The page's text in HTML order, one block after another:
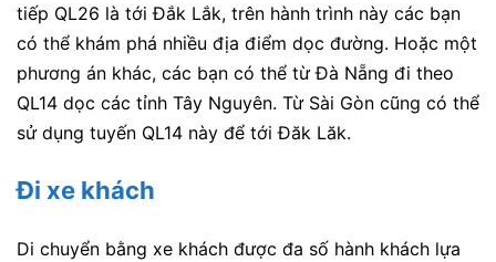
tiếp QL26 là tới Đắk Lắk, trên hành trình này các bạn
có thể khám phá nhiều địa điểm dọc đường. Hoặc một
phương án khác, các bạn có thể từ Đà Nẵng đi theo
QL14 dọc các tỉnh Tây Nguyên. Từ Sài Gòn cũng có thể
sử dụng tuyến QL14 này để tới Đăk Lăk.
Đi xe khách
Di chuyển bằng xe khách được đa số hành khách lựa